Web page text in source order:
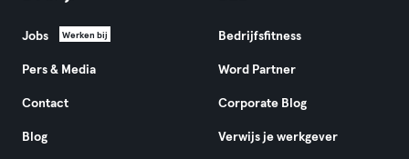
Jobs Werken bij
Pers & Media
Contact
Blog
Bedrijfsfitness
Word Partner
Corporate Blog
Verwijs je werkgever